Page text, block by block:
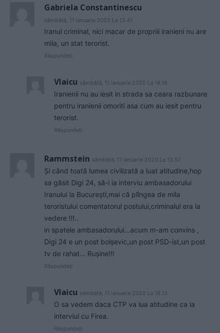
Gabriela Constantinescu
sâmbătă, 11 ianuarie 2020 La 13.41
Iranul criminal, nici macar de propriii iranieni nu are
mila, un stat terorist.
Răspundeți
Vlaicu sâmbătă, 11 ianuarie 2020 La 18.16
Iranienii nu au iesit in strada sa ceara razbunare
pentru iranienii omoriti asa cum au iesit pentru
terorist.
Răspundeți
Rammstein sâmbătă, 11 ianuarie 2020 La 13.57
Și când toată lumea civilizată a luat atitudine,hop
sa găsit Digi 24, să-i ia interviu ambasadorului
Iranului la București,mai că plîngea de mila
teroristului comentatorul postului,criminalul era la
vedere !!!..
in spatele ambasadorului…acum m-am convins ,
Digi 24 e un post bolșevic,un post PSD-ist,un post
tv de rahat… Rușine!!!
Răspundeți
Vlaicu sâmbătă, 11 ianuarie 2020 La 18.13
O sa vedem daca CTP va lua atitudine ca la
interviul cu Firea.
Răspundeți